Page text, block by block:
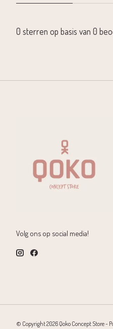
0 sterren op basis van 0
Volg ons op social media!
© Copyright 2026 Qoko Concept Store -